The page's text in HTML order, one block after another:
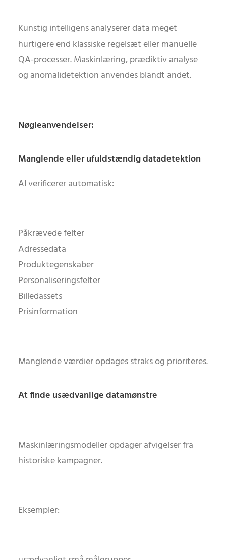
Kunstig intelligens analyserer data meget
hurtigere end klassiske regelsæt eller manuelle
QA-processer. Maskinlæring, prædiktiv analyse
og anomalidetektion anvendes blandt andet.
Nøgleanvendelser:
Manglende eller ufuldstændig datadetektion
AI verificerer automatisk:
Påkrævede felter
Adressedata
Produktegenskaber
Personaliseringsfelter
Billedassets
Prisinformation
Manglende værdier opdages straks og prioriteres.
At finde usædvanlige datamønstre
Maskinlæringsmodeller opdager afvigelser fra
historiske kampagner.
Eksempler: